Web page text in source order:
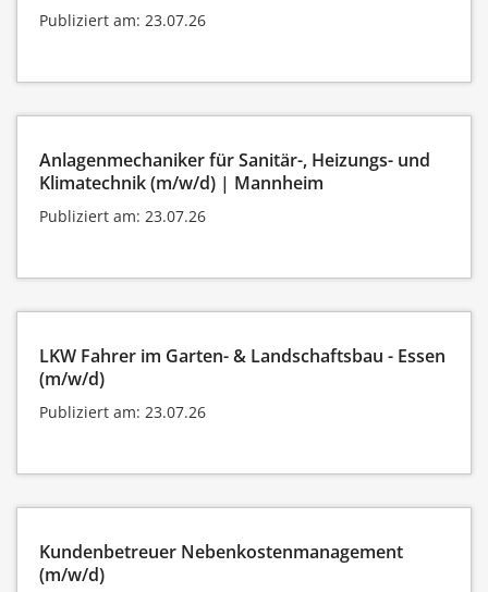
Publiziert am: 23.07.26
Anlagenmechaniker für Sanitär-, Heizungs- und
Klimatechnik (m/w/d) | Mannheim
Publiziert am: 23.07.26
LKW Fahrer im Garten- & Landschaftsbau - Essen
(m/w/d)
Publiziert am: 23.07.26
Kundenbetreuer Nebenkostenmanagement
(m/w/d)